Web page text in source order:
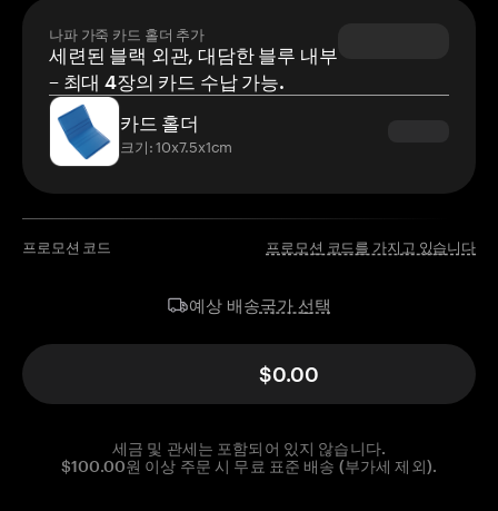
나파 가죽 카드 홀더 추가
세련된 블랙 외관, 대담한 블루 내부
– 최대 4장의 카드 수납 가능.
카드 홀더
크기: 10x7.5x1cm
프로모션 코드 프로모션 코드를 가지고 있습니다
예상 배송국가 선택
$0.00
세금 및 관세는 포함되어 있지 않습니다.
$100.00원 이상 주문 시 무료 표준 배송 (부가세 제외).